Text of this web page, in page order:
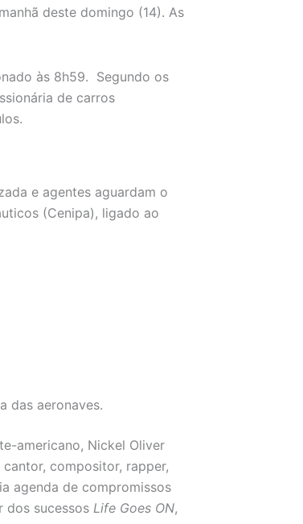
deste domingo (14). As
às 8h59. Segundo os
de carros
e agentes aguardam o
(Cenipa), ligado ao
das aeronaves.
americano, Nickel Oliver
compositor, rapper,
agenda de compromissos
dos sucessos Life Goes ON,